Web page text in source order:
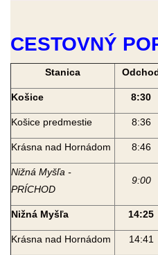
CESTOVNÝ
Stanica
Košice 8:30
Košice predmestie 8:36
Krásna nad Hornádom 8:46
Nižná Myšľa -
PRÍCHOD
9:00
Nižná Myšľa 14:25
Krásna nad Hornádom 14:41